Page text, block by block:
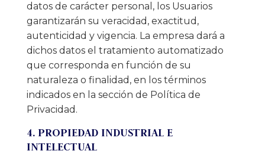
datos de carácter personal, los Usuarios
garantizarán su veracidad, exactitud,
autenticidad y vigencia. La empresa dará a
dichos datos el tratamiento automatizado
que corresponda en función de su
naturaleza o finalidad, en los términos
indicados en la sección de Política de
Privacidad.
4. PROPIEDAD INDUSTRIAL E
INTELECTUAL